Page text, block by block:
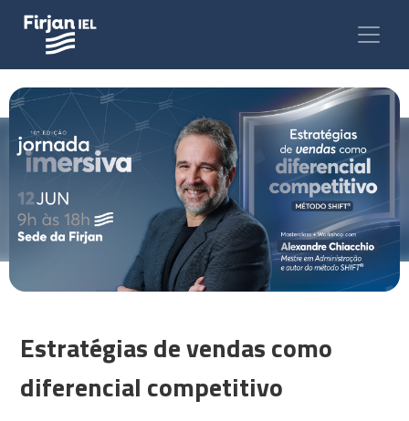
Estratégias de vendas como
diferencial competitivo